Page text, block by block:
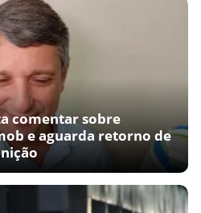
comentar sobre
e aguarda retorno de